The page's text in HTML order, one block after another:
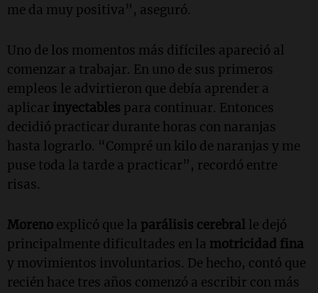
me da muy positiva”, aseguró.
Uno de los momentos más difíciles apareció al
comenzar a trabajar. En uno de sus primeros
empleos le advirtieron que debía aprender a
aplicar inyectables para continuar. Entonces
decidió practicar durante horas con naranjas
hasta lograrlo. “Compré un kilo de naranjas y me
puse toda la tarde a practicar”, recordó entre
risas.
Moreno explicó que la parálisis cerebral le dejó
principalmente dificultades en la motricidad fina
y movimientos involuntarios. De hecho, contó que
recién hace tres años comenzó a escribir con más